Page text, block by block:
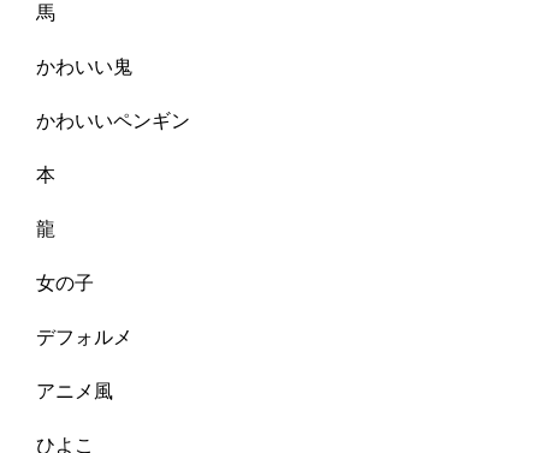
馬
かわいい鬼
かわいいペンギン
本
龍
女の子
デフォルメ
アニメ風
ひよこ